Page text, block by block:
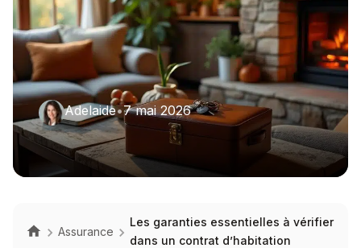
Adelaide•7 mai 2026
Assurance
Les garanties essentielles à vérifier
dans un contrat d’habitation